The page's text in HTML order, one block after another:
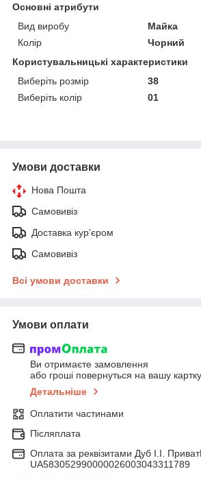
Основні атрибути
Вид виробу
Майка
Колір
Чорний
Користувальницькі характеристики
Виберіть розмір
38
Виберіть колір
01
Умови доставки
Нова Пошта
Самовивіз
Доставка кур'єром
Самовивіз
Всі умови доставки
Умови оплати
Ви отримаєте замовлення
або гроші повернуться на вашу картку
Детальніше
Оплатити частинами
Післяплата
Оплата за реквізитами Дуб І.І.
UA583052990000026003043311789